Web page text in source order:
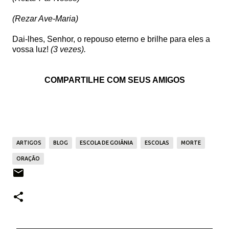
(Rezar Ave-Maria)
Dai-lhes, Senhor, o repouso eterno e brilhe para eles a
vossa luz! (3 vezes).
COMPARTILHE COM SEUS AMIGOS
ARTIGOS BLOG ESCOLA DE GOIÂNIA ESCOLAS MORTE
ORAÇÃO